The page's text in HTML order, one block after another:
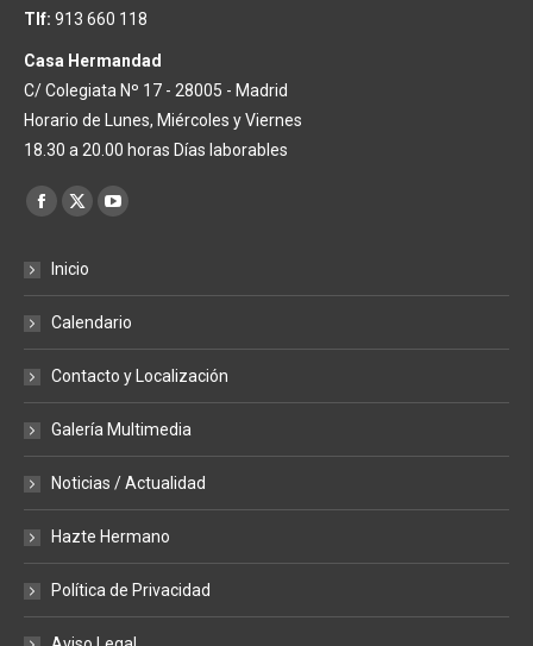
Tlf: 913 660 118
Casa Hermandad
C/ Colegiata Nº 17 - 28005 - Madrid
Horario de Lunes, Miércoles y Viernes
18.30 a 20.00 horas Días laborables
Encuéntranos en:
Facebook
opens
new
window
X
opens
window
YouTube
window
Inicio
Calendario
Contacto y Localización
Galería Multimedia
Noticias / Actualidad
Hazte Hermano
Política de Privacidad